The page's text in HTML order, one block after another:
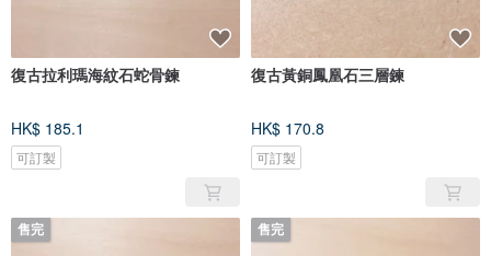
復古拉利瑪海紋石蛇骨鍊
HK$ 185.1
可訂製
復古黃銅鳳凰石三層鍊
HK$ 170.8
可訂製
售完 售完